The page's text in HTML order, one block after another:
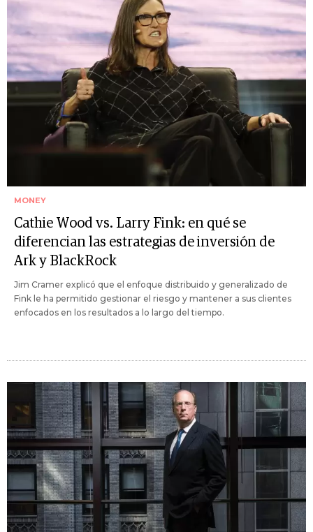
MONEY
Cathie Wood vs. Larry Fink: en qué se
diferencian las estrategias de inversión de
Ark y BlackRock
Jim Cramer explicó que el enfoque distribuido y generalizado de
Fink le ha permitido gestionar el riesgo y mantener a sus clientes
enfocados en los resultados a lo largo del tiempo.